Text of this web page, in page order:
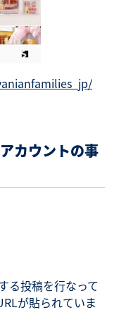
カウントの事
る投稿を行なって
が貼られていま